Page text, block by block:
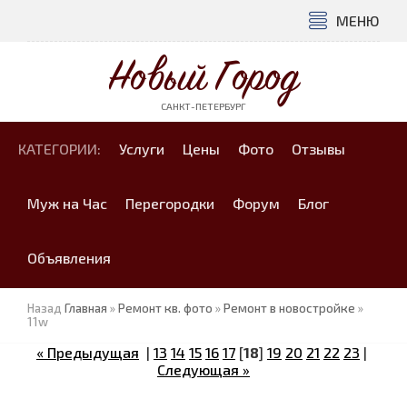
МЕНЮ
Новый Город
САНКТ-ПЕТЕРБУРГ
КАТЕГОРИИ: Услуги Цены Фото Отзывы
Муж на Час Перегородки Форум Блог
Объявления
Назад Главная »Ремонт кв. фото »Ремонт в новостройке »
11w
« Предыдущая | 13 14 15 16 17 [18] 19 20 21 22 23 |
Следующая »